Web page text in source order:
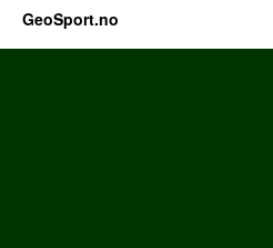
GeoSport.no